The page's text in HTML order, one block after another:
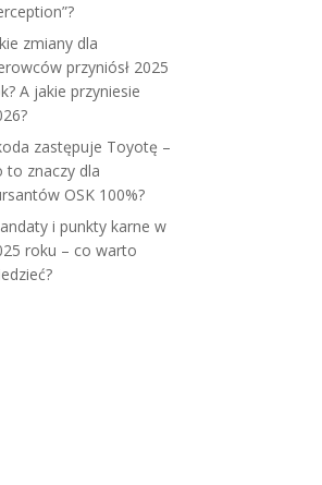
zmiany dla
przyniósł 2025
A jakie przyniesie
zastępuje Toyotę –
to znaczy dla
OSK 100%?
i punkty karne w
roku – co warto